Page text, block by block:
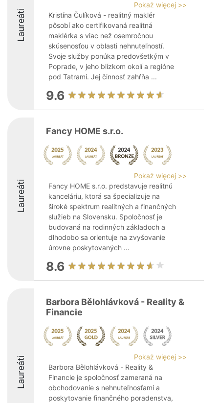
Laureáti
Pokaż więcej >>
Kristína Čulíková - realitný maklér
pôsobí ako certifikovaná realitná
maklérka s viac než osemročnou
skúsenosťou v oblasti nehnuteľností.
Svoje služby ponúka predovšetkým v
Poprade, v jeho blízkom okolí a regióne
pod Tatrami. Jej činnosť zahŕňa ...
9.6
Laureáti
Fancy HOME s.r.o.
Pokaż więcej >>
Fancy HOME s.r.o. predstavuje realitnú
kanceláriu, ktorá sa špecializuje na
široké spektrum realitných a finančných
služieb na Slovensku. Spoločnosť je
budovaná na rodinných základoch a
dlhodobo sa orientuje na zvyšovanie
úrovne poskytovaných ...
8.6
Laureáti
Barbora Bělohlávková - Reality &
Financie
Pokaż więcej >>
Barbora Bělohlávková - Reality &
Financie je spoločnosť zameraná na
obchodovanie s nehnuteľnosťami a
poskytovanie finančného poradenstva,